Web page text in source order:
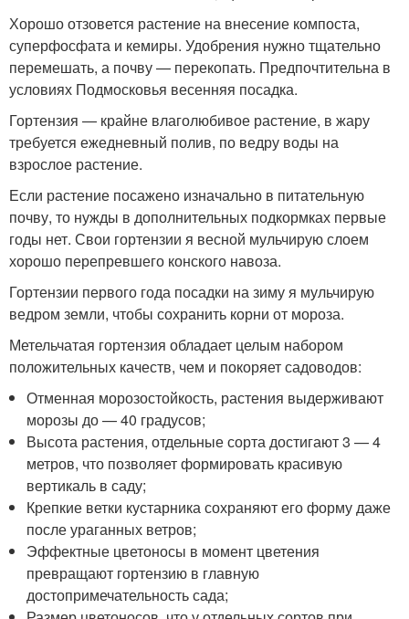
Хорошо отзовется растение на внесение компоста,
суперфосфата и кемиры. Удобрения нужно тщательно
перемешать, а почву — перекопать. Предпочтительна в
условиях Подмосковья весенняя посадка.
Гортензия — крайне влаголюбивое растение, в жару
требуется ежедневный полив, по ведру воды на
взрослое растение.
Если растение посажено изначально в питательную
почву, то нужды в дополнительных подкормках первые
годы нет. Свои гортензии я весной мульчирую слоем
хорошо перепревшего конского навоза.
Гортензии первого года посадки на зиму я мульчирую
ведром земли, чтобы сохранить корни от мороза.
Метельчатая гортензия обладает целым набором
положительных качеств, чем и покоряет садоводов:
Отменная морозостойкость, растения выдерживают
морозы до — 40 градусов;
Высота растения, отдельные сорта достигают 3 — 4
метров, что позволяет формировать красивую
вертикаль в саду;
Крепкие ветки кустарника сохраняют его форму даже
после ураганных ветров;
Эффектные цветоносы в момент цветения
превращают гортензию в главную
достопримечательность сада;